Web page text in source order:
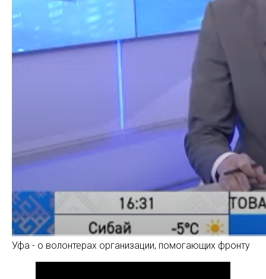
Уфа - о волонтерах организации, помогающих фронту